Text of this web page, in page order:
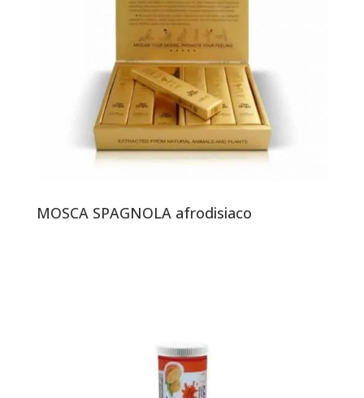
MOSCA SPAGNOLA afrodisiaco